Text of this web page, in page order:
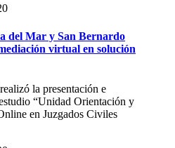
del Mar y San Bernardo
virtual en solución
la presentación e
“Unidad Orientación y
en Juzgados Civiles